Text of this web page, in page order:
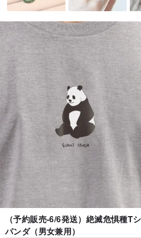
（予約販売-6/6発送）絶滅危惧種T
パンダ（男女兼用）